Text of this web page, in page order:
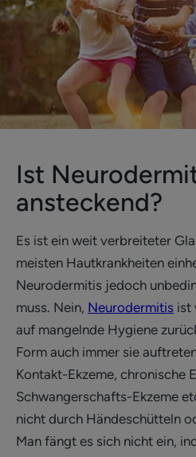
Ist
ansteckend?
Es ist ein weit verbreiteter
meisten Hautkrankheiten
Neurodermitis jedoch
muss. Nein, Neurodermitis ist
auf mangelnde Hygiene
Form auch immer sie
Kontakt-Ekzeme, chronische
Schwangerschafts-Ekzeme
nicht durch Händeschütteln
Man fängt es sich nicht ein,